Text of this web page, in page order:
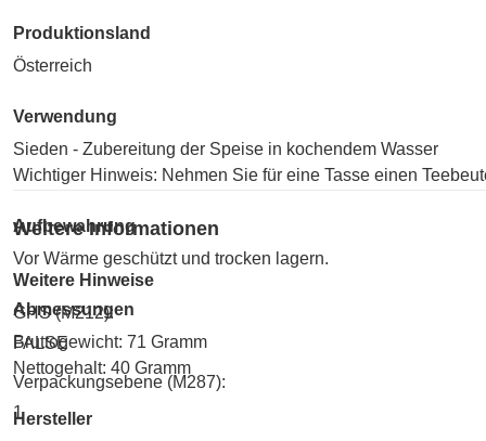
Produktionsland
Österreich
Verwendung
Sieden - Zubereitung der Speise in kochendem Wasser
Wichtiger Hinweis: Nehmen Sie für eine Tasse einen
Aufbewahrung
Vor Wärme geschützt und trocken lagern.
Abmessungen
Bruttogewicht: 71 Gramm
Nettogehalt: 40 Gramm
Hersteller
Weitere Informationen
Weitere Hinweise
GHS (M212):
FALSE
Verpackungsebene (M287):
1